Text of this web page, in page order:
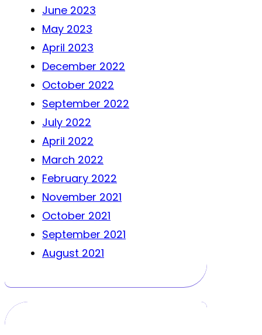
June 2023
May 2023
April 2023
December 2022
October 2022
September 2022
July 2022
April 2022
March 2022
February 2022
November 2021
October 2021
September 2021
August 2021